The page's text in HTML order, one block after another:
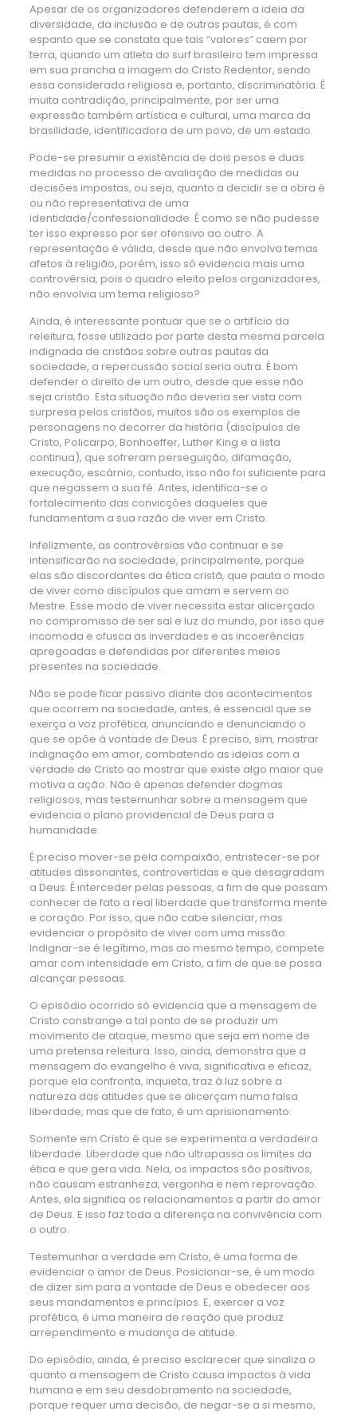
Apesar de os organizadores defenderem a ideia da
diversidade, da inclusão e de outras pautas, é com
espanto que se constata que tais “valores” caem por
terra, quando um atleta do surf brasileiro tem impressa
em sua prancha a imagem do Cristo Redentor, sendo
essa considerada religiosa e, portanto, discriminatória. É
muita contradição, principalmente, por ser uma
expressão também artística e cultural, uma marca da
brasilidade, identificadora de um povo, de um estado.
Pode-se presumir a existência de dois pesos e duas
medidas no processo de avaliação de medidas ou
decisões impostas, ou seja, quanto a decidir se a obra é
ou não representativa de uma
identidade/confessionalidade. É como se não pudesse
ter isso expresso por ser ofensivo ao outro. A
representação é válida, desde que não envolva temas
afetos à religião, porém, isso só evidencia mais uma
controvérsia, pois o quadro eleito pelos organizadores,
não envolvia um tema religioso?
Ainda, é interessante pontuar que se o artifício da
releitura, fosse utilizado por parte desta mesma parcela
indignada de cristãos sobre outras pautas da
sociedade, a repercussão social seria outra. É bom
defender o direito de um outro, desde que esse não
seja cristão. Esta situação não deveria ser vista com
surpresa pelos cristãos, muitos são os exemplos de
personagens no decorrer da história (discípulos de
Cristo, Policarpo, Bonhoeffer, Luther King e a lista
continua), que sofreram perseguição, difamação,
execução, escárnio, contudo, isso não foi suficiente para
que negassem a sua fé. Antes, identifica-se o
fortalecimento das convicções daqueles que
fundamentam a sua razão de viver em Cristo.
Infelizmente, as controvérsias vão continuar e se
intensificarão na sociedade, principalmente, porque
elas são discordantes da ética cristã, que pauta o modo
de viver como discípulos que amam e servem ao
Mestre. Esse modo de viver necessita estar alicerçado
no compromisso de ser sal e luz do mundo, por isso que
incomoda e ofusca as inverdades e as incoerências
apregoadas e defendidas por diferentes meios
presentes na sociedade.
Não se pode ficar passivo diante dos acontecimentos
que ocorrem na sociedade, antes, é essencial que se
exerça a voz profética, anunciando e denunciando o
que se opõe à vontade de Deus. É preciso, sim, mostrar
indignação em amor, combatendo as ideias com a
verdade de Cristo ao mostrar que existe algo maior que
motiva a ação. Não é apenas defender dogmas
religiosos, mas testemunhar sobre a mensagem que
evidencia o plano providencial de Deus para a
humanidade.
É preciso mover-se pela compaixão, entristecer-se por
atitudes dissonantes, controvertidas e que desagradam
a Deus. É interceder pelas pessoas, a fim de que possam
conhecer de fato a real liberdade que transforma mente
e coração. Por isso, que não cabe silenciar, mas
evidenciar o propósito de viver com uma missão.
Indignar-se é legítimo, mas ao mesmo tempo, compete
amar com intensidade em Cristo, a fim de que se possa
alcançar pessoas.
O episódio ocorrido só evidencia que a mensagem de
Cristo constrange a tal ponto de se produzir um
movimento de ataque, mesmo que seja em nome de
uma pretensa releitura. Isso, ainda, demonstra que a
mensagem do evangelho é viva, significativa e eficaz,
porque ela confronta, inquieta, traz à luz sobre a
natureza das atitudes que se alicerçam numa falsa
liberdade, mas que de fato, é um aprisionamento.
Somente em Cristo é que se experimenta a verdadeira
liberdade. Liberdade que não ultrapassa os limites da
ética e que gera vida. Nela, os impactos são positivos,
não causam estranheza, vergonha e nem reprovação.
Antes, ela significa os relacionamentos a partir do amor
de Deus. E isso faz toda a diferença na convivência com
o outro.
Testemunhar a verdade em Cristo, é uma forma de
evidenciar o amor de Deus. Posicionar-se, é um modo
de dizer sim para a vontade de Deus e obedecer aos
seus mandamentos e princípios. E, exercer a voz
profética, é uma maneira de reação que produz
arrependimento e mudança de atitude.
Do episódio, ainda, é preciso esclarecer que sinaliza o
quanto a mensagem de Cristo causa impactos à vida
humana e em seu desdobramento na sociedade,
porque requer uma decisão, de negar-se a si mesmo,